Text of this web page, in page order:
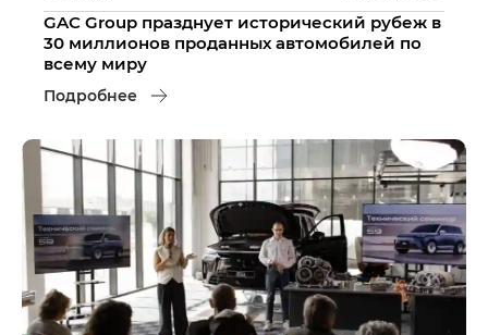
GAC Group празднует исторический рубеж в
30 миллионов проданных автомобилей по
всему миру
Подробнее